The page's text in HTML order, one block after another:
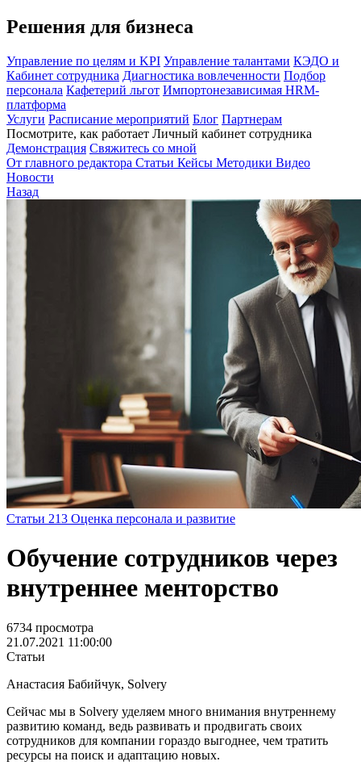
Решения для бизнеса
Управление по целям и KPI Управление талантами КЭДО и
Кабинет сотрудника Диагностика вовлеченности Подбор
персонала Кафетерий льгот Импортонезависимая HRM-
платформа
Услуги Расписание мероприятий Блог Партнерам
Посмотрите, как работает Личный кабинет сотрудника
Демонстрация Свяжитесь со мной
От главного редактора Статьи Кейсы Методики Видео
Новости
Назад
Статьи 213 Оценка персонала и развитие
Обучение сотрудников через
внутреннее менторство
6734 просмотра
21.07.2021 11:00:00
Статьи
Анастасия Бабийчук, Solvery
Сейчас мы в Solvery уделяем много внимания внутреннему
развитию команд, ведь развивать и продвигать своих
сотрудников для компании гораздо выгоднее, чем тратить
ресурсы на поиск и адаптацию новых.